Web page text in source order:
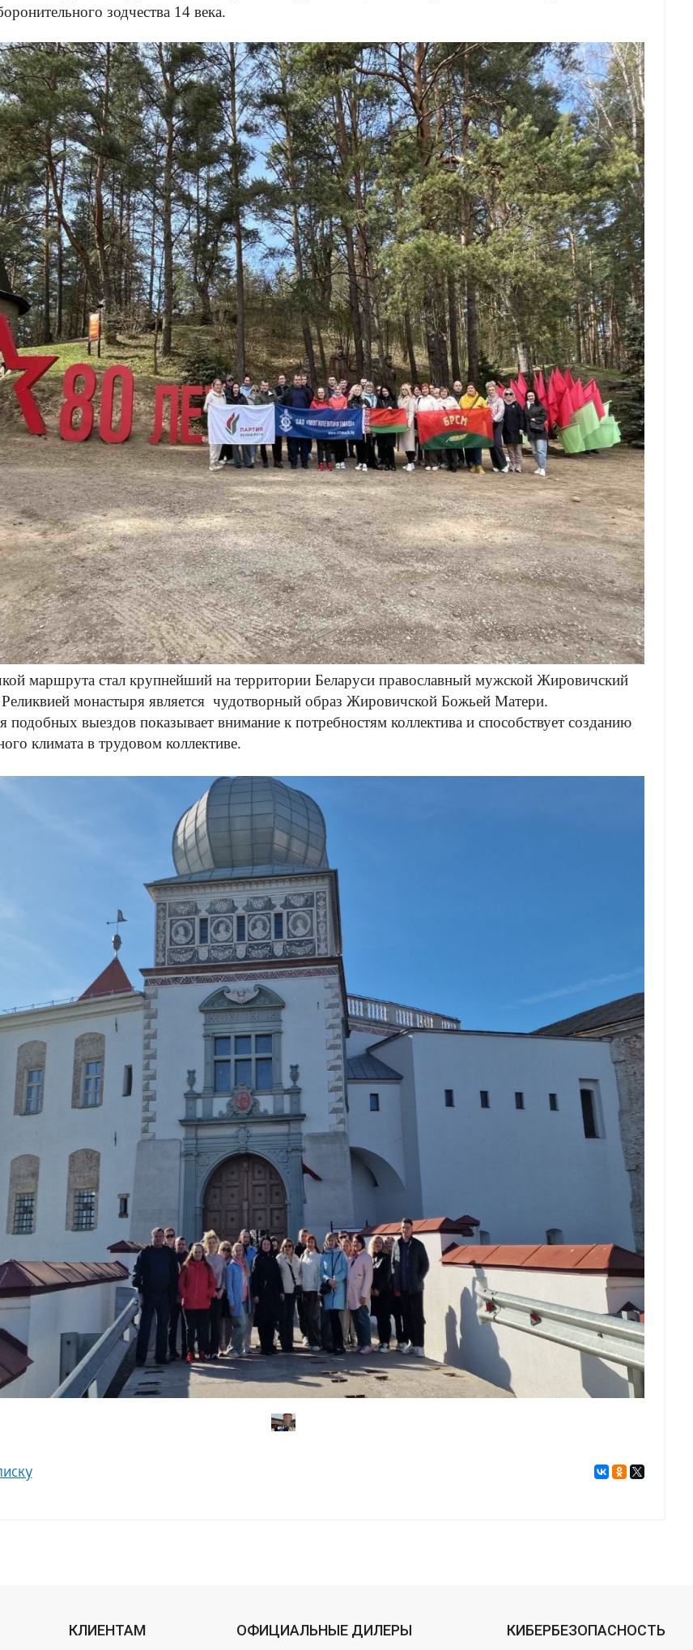
зодчества 14 века.
маршрута стал крупнейший на территории Беларуси православный мужской Жировичский
монастыря является чудотворный образ Жировичской Божьей Матери.
подобных выездов показывает внимание к потребностям коллектива и способствует созданию
климата в трудовом коллективе.
КЛИЕНТАМ ОФИЦИАЛЬНЫЕ ДИЛЕРЫ КИБЕРБЕЗОПАСНОСТЬ